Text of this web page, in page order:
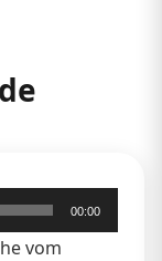
00:00
vom